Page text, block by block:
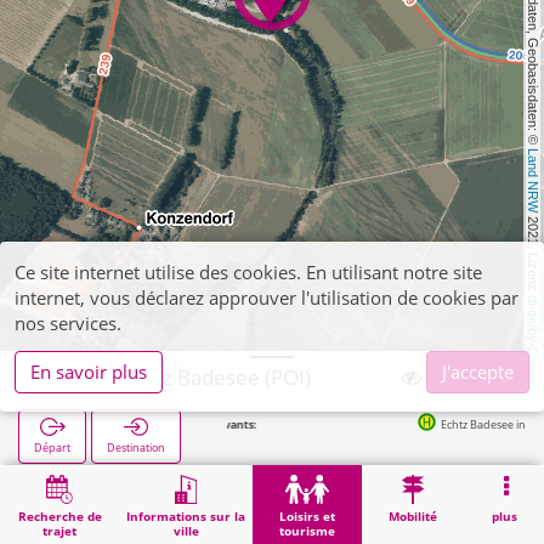
, Kartendaten, Geobasisdaten: ©
Land NRW
2021, Lizenz
dl-de/by-2-0
Recherche de
trajet
Informations sur la
ville
Loisirs et
tourisme
Mobilité plus
Düren, Echtz Badesee (POI)
Départ Destination
Arrêts suivants: Echtz Badesee in 260m
Démarrage Loisirs et tourisme Loisirs de proximité Düren, Echtz Badesee (POI)
Ce site internet utilise des cookies. En utilisant notre site
internet, vous déclarez approuver l'utilisation de cookies par
nos services.
En savoir plus
J'accepte